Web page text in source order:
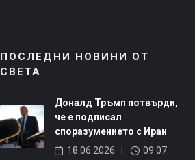
ПОСЛЕДНИ НОВИНИ ОТ
СВЕТА
Доналд Тръмп потвърди,
че е подписал
споразумението с Иран
18.06.2026
09:07